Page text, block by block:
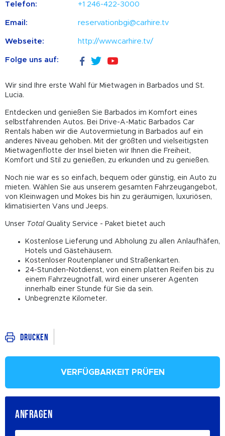
Telefon: +1 246-422-3000
Email: reservationbgi@carhire.tv
Webseite: http://www.carhire.tv/
Folge uns auf:
Wir sind Ihre erste Wahl für Mietwagen in Barbados und St.
Lucia.
Entdecken und genießen Sie Barbados im Komfort eines
selbstfahrenden Autos. Bei Drive-A-Matic Barbados Car
Rentals haben wir die Autovermietung in Barbados auf ein
anderes Niveau gehoben. Mit der größten und vielseitigsten
Mietwagenflotte der Insel bieten wir Ihnen die Freiheit,
Komfort und Stil zu genießen, zu erkunden und zu genießen.
Noch nie war es so einfach, bequem oder günstig, ein Auto zu
mieten. Wählen Sie aus unserem gesamten Fahrzeugangebot,
von Kleinwagen und Mokes bis hin zu geräumigen, luxuriösen,
klimatisierten Vans und Jeeps.
Unser Total Quality Service - Paket bietet auch
Kostenlose Lieferung und Abholung zu allen Anlaufhäfen,
Hotels und Gästehäusern.
Kostenloser Routenplaner und Straßenkarten.
24-Stunden-Notdienst, von einem platten Reifen bis zu
einem Fahrzeugnotfall, wird einer unserer Agenten
innerhalb einer Stunde für Sie da sein.
Unbegrenzte Kilometer.
Drucken
VERFÜGBARKEIT PRÜFEN
ANFRAGEN